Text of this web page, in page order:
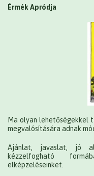
Érmék Apródja
Ma olyan
megvalósítására adnak
Ajánlat, javaslat, jó
kézzelfogható
elképzeléseinket.